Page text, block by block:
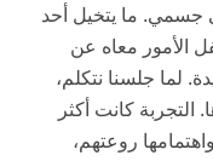
ما يتخيل أحد
الأمور معاه عن
لما جلسنا نتكلم،
كانت أكثر
روعتهم،